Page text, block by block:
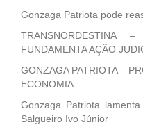
Gonzaga Patriota pode
TRANSNORDESTINA
FUNDAMENTA AÇÃO
GONZAGA PATRIOTA –
ECONOMIA
Gonzaga Patriota
Salgueiro Ivo Júnior